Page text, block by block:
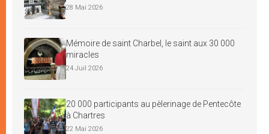
28 Mai 2026
Mémoire de saint Charbel, le saint aux 30 000
miracles
24 Juil 2026
20 000 participants au pèlerinage de Pentecôte
à Chartres
22 Mai 2026